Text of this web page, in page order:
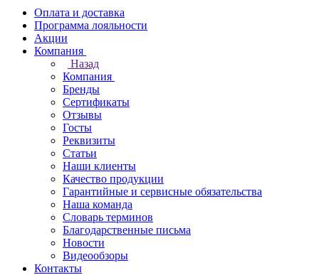
Оплата и доставка
Программа лояльности
Акции
Компания
Назад
Компания
Бренды
Сертификаты
Отзывы
Госты
Реквизиты
Статьи
Наши клиенты
Качество продукции
Гарантийные и сервисные обязательства
Наша команда
Словарь терминов
Благодарственные письма
Новости
Видеообзоры
Контакты